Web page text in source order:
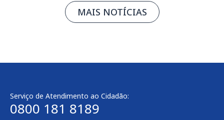
MAIS NOTÍCIAS
Serviço de Atendimento ao Cidadão:
0800 181 8189